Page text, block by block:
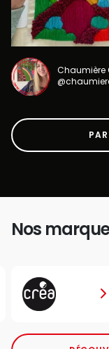
Chaumière
Nos